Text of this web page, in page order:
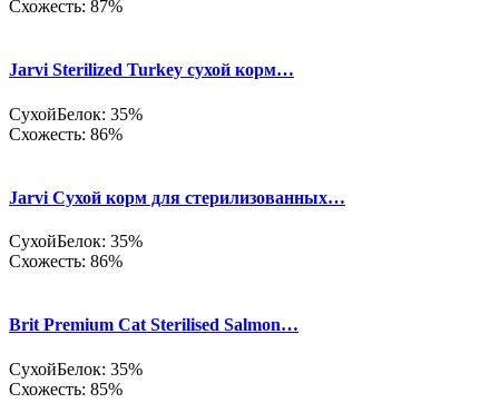
Схожесть: 87%
Jarvi Sterilized Turkey сухой корм…
СухойБелок: 35%
Схожесть: 86%
Jarvi Сухой корм для стерилизованных…
СухойБелок: 35%
Схожесть: 86%
Brit Premium Cat Sterilised Salmon…
СухойБелок: 35%
Схожесть: 85%